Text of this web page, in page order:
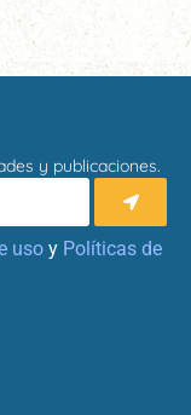
y publicaciones.
uso y Políticas de